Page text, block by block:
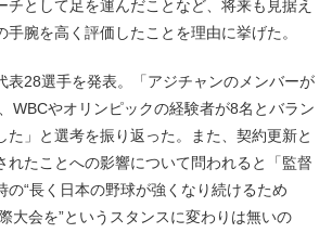
チとして足を運んだことなど、将来も見据え
手腕を高く評価したことを理由に挙げた。
28選手を発表。「アジチャンのメンバーが
WBCやオリンピックの経験者が8名とバラン
た」と選考を振り返った。また、契約更新と
れたことへの影響について問われると「監督
の“長く日本の野球が強くなり続けるため
大会を”というスタンスに変わりは無いの